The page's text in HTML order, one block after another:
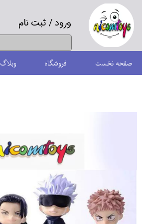
ورود/ ثبت نام
حساب کاربری من
تغییر گذر واژه
سفارشات
صفحه نخست فروشگاه وبلاگ